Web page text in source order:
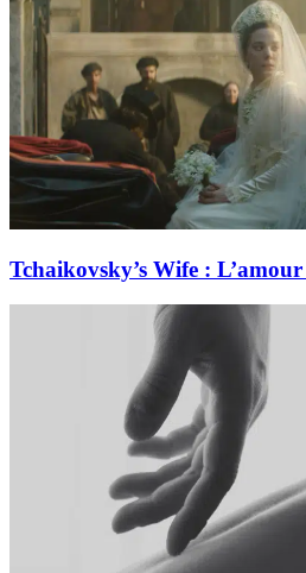
Tchaikovsky’s Wife :